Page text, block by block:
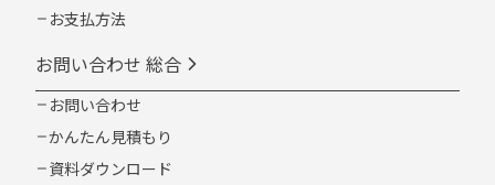
お支払方法
お問い合わせ 総合
お問い合わせ
かんたん見積もり
資料ダウンロード